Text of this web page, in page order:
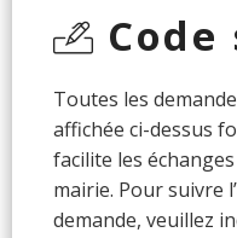
Toutes les
affichée ci-dessus
facilite les
mairie. Pour suivre
demande, veuillez